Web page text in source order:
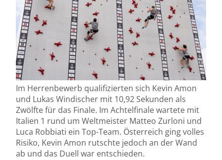
Im Herrenbewerb qualifizierten sich Kevin Amon
und Lukas Windischer mit 10,92 Sekunden als
Zwölfte für das Finale. Im Achtelfinale wartete mit
Italien 1 rund um Weltmeister Matteo Zurloni und
Luca Robbiati ein Top-Team. Österreich ging volles
Risiko, Kevin Amon rutschte jedoch an der Wand
ab und das Duell war entschieden.